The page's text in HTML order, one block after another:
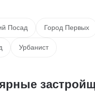
Посад Город Первых
Урбанист